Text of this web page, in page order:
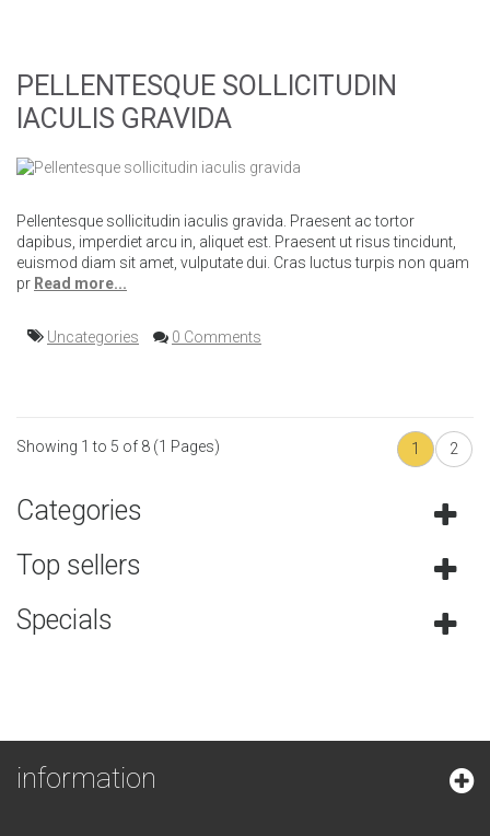
PELLENTESQUE SOLLICITUDIN
IACULIS GRAVIDA
Pellentesque sollicitudin iaculis gravida. Praesent ac tortor
dapibus, imperdiet arcu in, aliquet est. Praesent ut risus tincidunt,
euismod diam sit amet, vulputate dui. Cras luctus turpis non quam
pr Read more...
Uncategories 0 Comments
1 2
Showing 1 to 5 of 8 (1 Pages)
Categories
Top sellers
Specials
information